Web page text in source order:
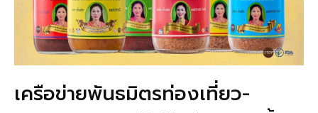
เครือข่ายพันธมิตรท่องเที่ยว-